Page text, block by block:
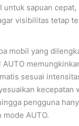
untuk sapuan
visibilitas tetap
mobil yang
AUTO
sesuai
kecepatan
pengguna
AUTO.